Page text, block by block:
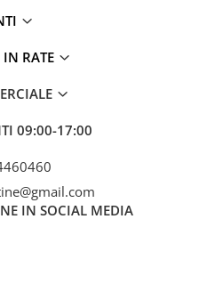
RATE
09:00-17:00
IN SOCIAL MEDIA